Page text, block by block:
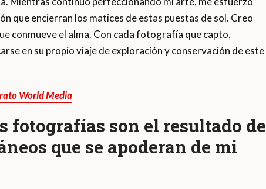
que encierran los matices de estas puestas de sol. Creo
conmueve el alma. Con cada fotografía que capto,
en su propio viaje de exploración y conservación de este
World Media
fotografías son el resultado de
que se apoderan de mi